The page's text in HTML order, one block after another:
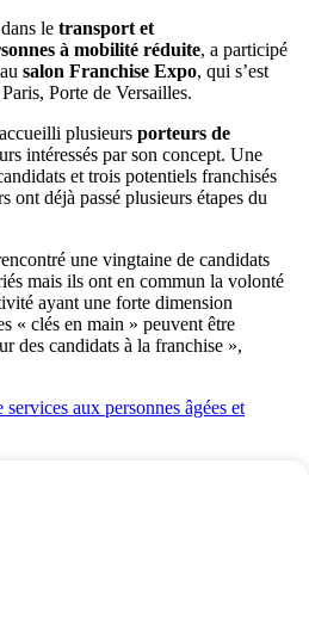
le transport et
à mobilité réduite, a participé
salon Franchise Expo, qui s’est
Porte de Versailles.
plusieurs porteurs de
intéressés par son concept. Une
et trois potentiels franchisés
ont déjà passé plusieurs étapes du
une vingtaine de candidats
mais ils ont en commun la volonté
ayant une forte dimension
« clés en main » peuvent être
des candidats à la franchise »,
services aux personnes âgées et